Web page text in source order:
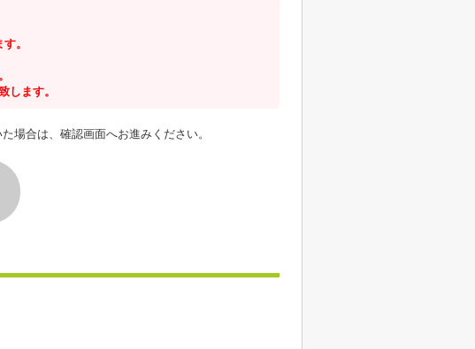
。
します。
場合は、確認画面へお進みください。